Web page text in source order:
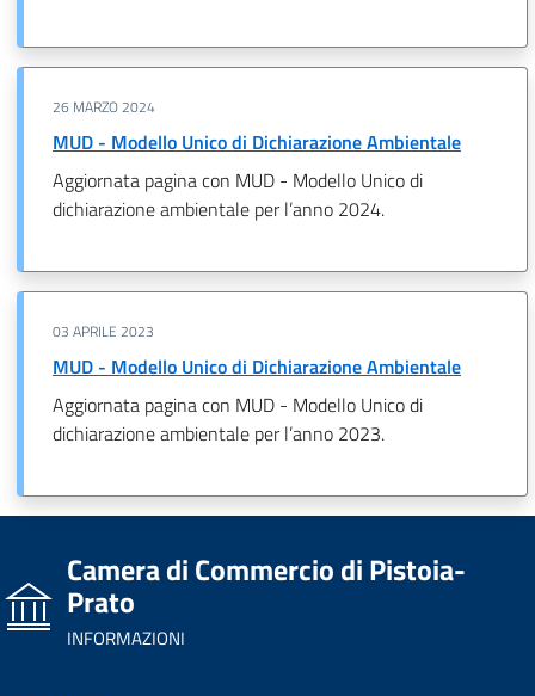
26 MARZO 2024
MUD - Modello Unico di Dichiarazione Ambientale
Aggiornata pagina con MUD - Modello Unico di
dichiarazione ambientale per l’anno 2024.
03 APRILE 2023
MUD - Modello Unico di Dichiarazione Ambientale
Aggiornata pagina con MUD - Modello Unico di
dichiarazione ambientale per l’anno 2023.
Camera di Commercio di Pistoia-
Prato
INFORMAZIONI